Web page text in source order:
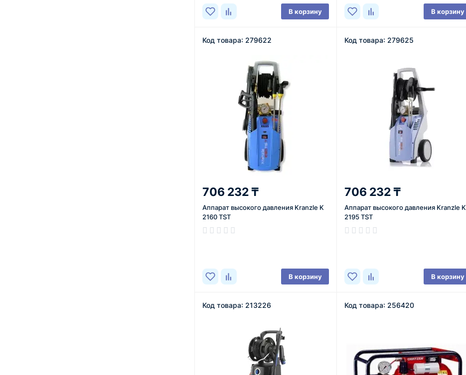
В корзину В корзину
Код товара: 279622
706 232 ₸
Аппарат высокого давления Kranzle K
2160 TST
В корзину
Код товара: 279625
706 232 ₸
Аппарат высокого давления Kranzle K
2195 TST
В корзину
Код товара: 213226 Код товара: 256420